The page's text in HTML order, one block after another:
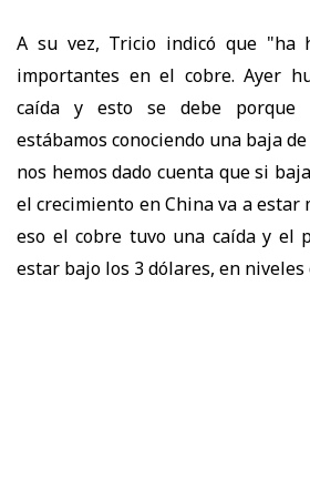
A su vez, Tricio indicó que "ha
importantes en el cobre. Ayer
caída y esto se debe porque
estábamos conociendo una baja
nos hemos dado cuenta que si
el crecimiento en China va a estar
eso el cobre tuvo una caída y el
estar bajo los 3 dólares, en niveles